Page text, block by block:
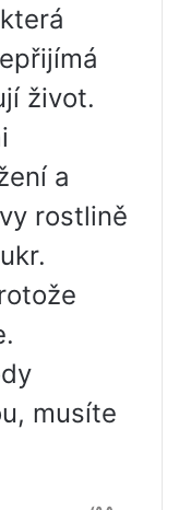
život.
a
rostlině
musíte